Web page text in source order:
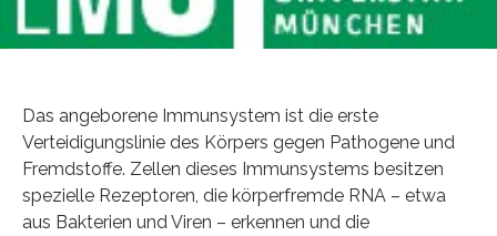
Das angeborene Immunsystem ist die erste
Verteidigungslinie des Körpers gegen Pathogene und
Fremdstoffe. Zellen dieses Immunsystems besitzen
spezielle Rezeptoren, die körperfremde RNA – etwa
aus Bakterien und Viren – erkennen und die